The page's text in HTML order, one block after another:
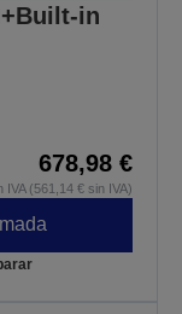
in
678,98 €
IVA (561,14 € sin IVA)